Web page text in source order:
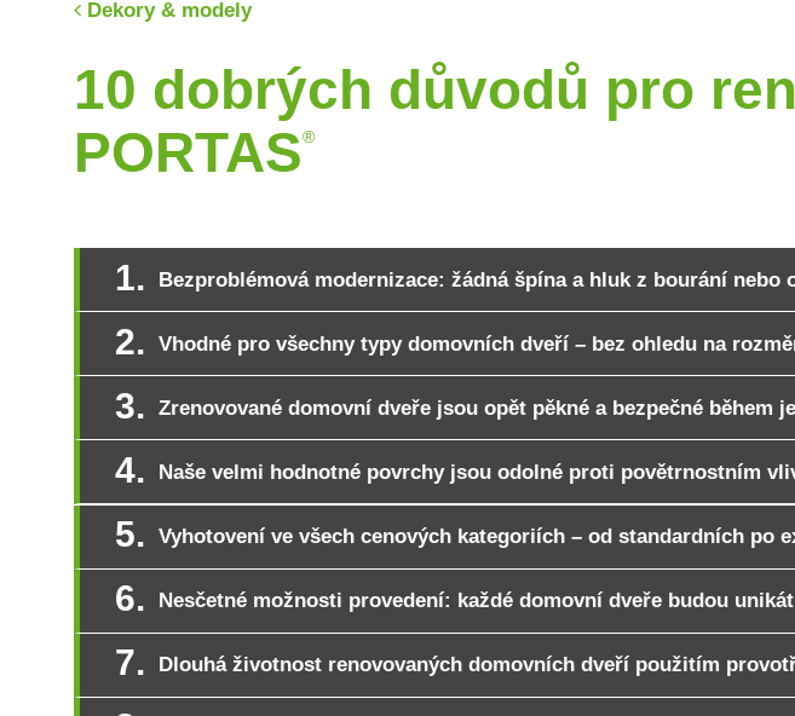
Renovace domovních dveří Renovace stropů
Dekory & modely
10 dobrých důvodů pro
PORTAS®
Bezproblémová modernizace: žádná špína a hluk z bourání nebo
Vhodné pro všechny typy domovních dveří – bez ohledu na
Zrenovované domovní dveře jsou opět pěkné a bezpečné během
Naše velmi hodnotné povrchy jsou odolné proti povětrnostním
Vyhotovení ve všech cenových kategoriích – od standardních po
Nesčetné možnosti provedení: každé domovní dveře budou
Dlouhá životnost renovovaných domovních dveří použitím